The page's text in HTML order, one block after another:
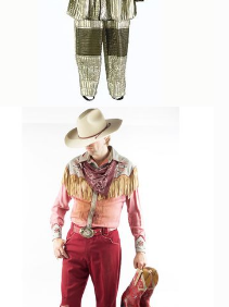
Costume Polaire Starfleet Original
Vu à l'écran